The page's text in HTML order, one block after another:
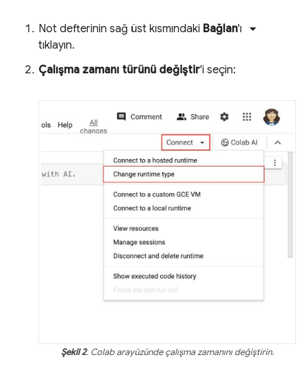
Not defterinin sağ üst kısmındaki Bağlan'ı arrow_drop_down
tıklayın.
Çalışma zamanı türünü değiştir'i seçin:
Şekil 2. Colab arayüzünde çalışma zamanını değiştirin.